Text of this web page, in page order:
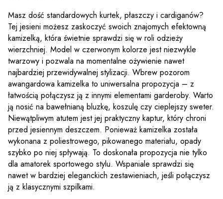
Masz dość standardowych kurtek, płaszczy i cardiganów?
Tej jesieni możesz zaskoczyć swoich znajomych efektowną
kamizelką, która świetnie sprawdzi się w roli odzieży
wierzchniej. Model w czerwonym kolorze jest niezwykle
twarzowy i pozwala na momentalne ożywienie nawet
najbardziej przewidywalnej stylizacji. Wbrew pozorom
awangardowa kamizelka to uniwersalna propozycja – z
łatwością połączysz ją z innymi elementami garderoby. Warto
ją nosić na bawełnianą bluzkę, koszulę czy cieplejszy sweter.
Niewątpliwym atutem jest jej praktyczny kaptur, który chroni
przed jesiennym deszczem. Ponieważ kamizelka została
wykonana z poliestrowego, pikowanego materiału, opady
szybko po niej spływają. To doskonała propozycja nie tylko
dla amatorek sportowego stylu. Wspaniale sprawdzi się
nawet w bardziej eleganckich zestawieniach, jeśli połączysz
ją z klasycznymi szpilkami.